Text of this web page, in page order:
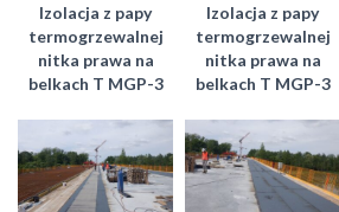
Izolacja z papy
termogrzewalnej
nitka prawa na
belkach T MGP-3
Izolacja z papy
termogrzewalnej
nitka prawa na
belkach T MGP-3